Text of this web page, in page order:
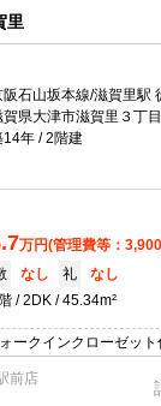
里
阪石山坂本線/滋賀里駅
賀県大津市滋賀里３丁目
14年
2階建
万円(管理費等：
なし 礼
なし
2DK 45.34m²
ークインクローゼット
ネット無料。追い焚
前店